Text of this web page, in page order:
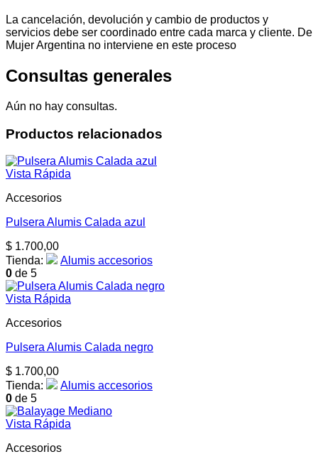
La cancelación, devolución y cambio de productos y
servicios debe ser coordinado entre cada marca y cliente. De
Mujer Argentina no interviene en este proceso
Consultas generales
Aún no hay consultas.
Productos relacionados
Vista Rápida
Accesorios
Pulsera Alumis Calada azul
$ 1.700,00
Tienda:
Alumis accesorios
0 de 5
Vista Rápida
Accesorios
Pulsera Alumis Calada negro
$ 1.700,00
Tienda:
Alumis accesorios
0 de 5
Vista Rápida
Accesorios